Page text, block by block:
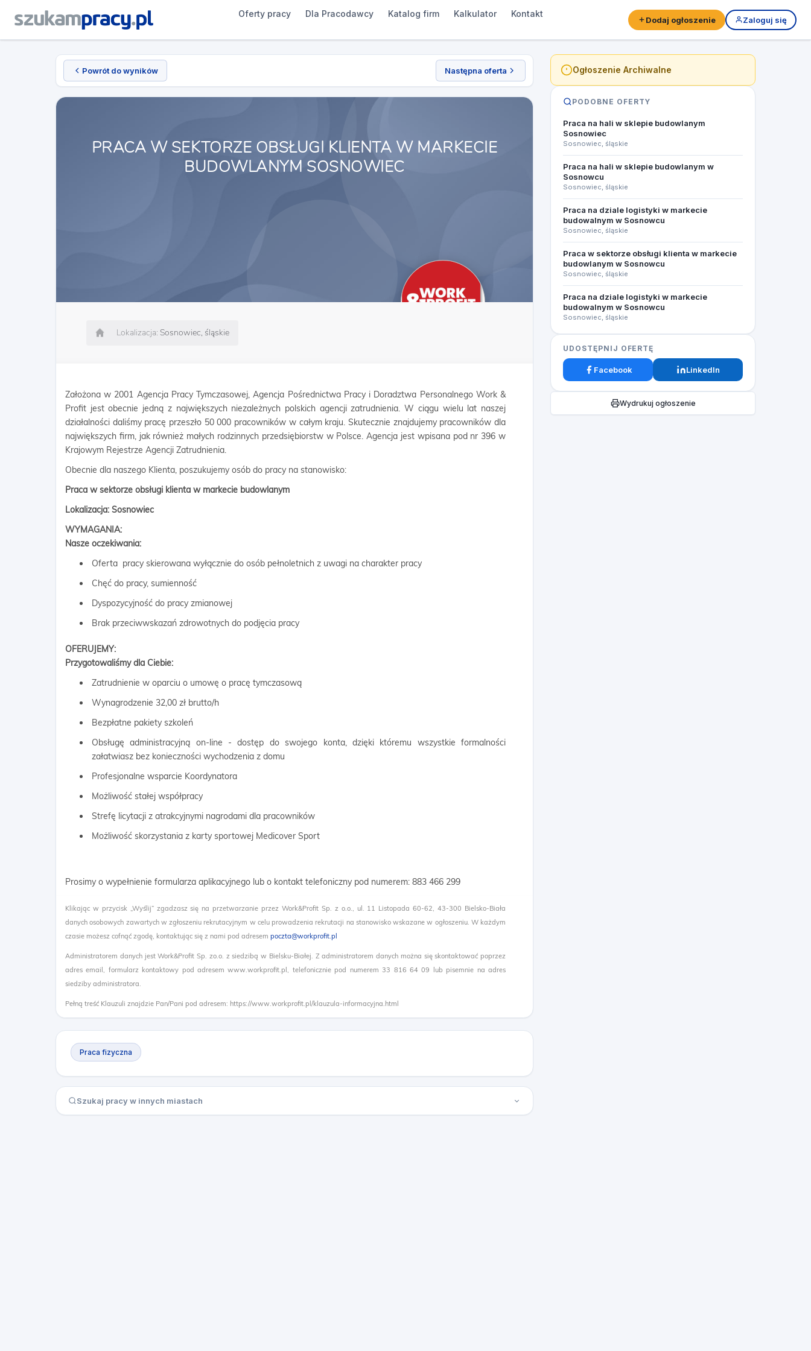
Oferty pracy Dla Pracodawcy Katalog firm Kalkulator Kontakt
Dodaj ogłoszenie Zaloguj się
Powrót do wyników Następna oferta
PRACA W SEKTORZE OBSŁUGI KLIENTA W MARKECIE
BUDOWLANYM SOSNOWIEC
Lokalizacja: Sosnowiec, śląskie
Założona w 2001 Agencja Pracy Tymczasowej, Agencja Pośrednictwa Pracy i Doradztwa Personalnego Work &
Profit jest obecnie jedną z największych niezależnych polskich agencji zatrudnienia. W ciągu wielu lat naszej
działalności daliśmy pracę przeszło 50 000 pracowników w całym kraju. Skutecznie znajdujemy pracowników dla
największych firm, jak również małych rodzinnych przedsiębiorstw w Polsce. Agencja jest wpisana pod nr 396 w
Krajowym Rejestrze Agencji Zatrudnienia.
Obecnie dla naszego Klienta, poszukujemy osób do pracy na stanowisko:
Praca w sektorze obsługi klienta w markecie budowlanym
Lokalizacja: Sosnowiec
WYMAGANIA:
Nasze oczekiwania:
Oferta pracy skierowana wyłącznie do osób pełnoletnich z uwagi na charakter pracy
Chęć do pracy, sumienność
Dyspozycyjność do pracy zmianowej
Brak przeciwwskazań zdrowotnych do podjęcia pracy
OFERUJEMY:
Przygotowaliśmy dla Ciebie:
Zatrudnienie w oparciu o umowę o pracę tymczasową
Wynagrodzenie 32,00 zł brutto/h
Bezpłatne pakiety szkoleń
Obsługę administracyjną on-line - dostęp do swojego konta, dzięki któremu wszystkie formalności
załatwiasz bez konieczności wychodzenia z domu
Profesjonalne wsparcie Koordynatora
Możliwość stałej współpracy
Strefę licytacji z atrakcyjnymi nagrodami dla pracowników
Możliwość skorzystania z karty sportowej Medicover Sport
Prosimy o wypełnienie formularza aplikacyjnego lub o kontakt telefoniczny pod numerem: 883 466 299​
Klikając w przycisk „Wyślij” zgadzasz się na przetwarzanie przez Work&Profit Sp. z o.o., ul. 11 Listopada 60-62, 43-300 Bielsko-Biała
danych osobowych zawartych w zgłoszeniu rekrutacyjnym w celu prowadzenia rekrutacji na stanowisko wskazane w ogłoszeniu. W każdym
czasie możesz cofnąć zgodę, kontaktując się z nami pod adresem poczta@workprofit.pl
Administratorem danych jest Work&Profit Sp. zo.o. z siedzibą w Bielsku-Białej. Z administratorem danych można się skontaktować poprzez
adres email, formularz kontaktowy pod adresem www.workprofit.pl, telefonicznie pod numerem 33 816 64 09 lub pisemnie na adres
siedziby administratora.
Pełną treść Klauzuli znajdzie Pan/Pani pod adresem: https://www.workprofit.pl/klauzula-informacyjna.html
Praca fizyczna
Szukaj pracy w innych miastach
Ogłoszenie Archiwalne
PODOBNE OFERTY
Praca na hali w sklepie budowlanym
Sosnowiec
Sosnowiec, śląskie
Praca na hali w sklepie budowlanym w
Sosnowcu
Sosnowiec, śląskie
Praca na dziale logistyki w markecie
budowalnym w Sosnowcu
Sosnowiec, śląskie
Praca w sektorze obsługi klienta w markecie
budowlanym w Sosnowcu
Sosnowiec, śląskie
Praca na dziale logistyki w markecie
budowalnym w Sosnowcu
Sosnowiec, śląskie
UDOSTĘPNIJ OFERTĘ
Facebook LinkedIn
Wydrukuj ogłoszenie